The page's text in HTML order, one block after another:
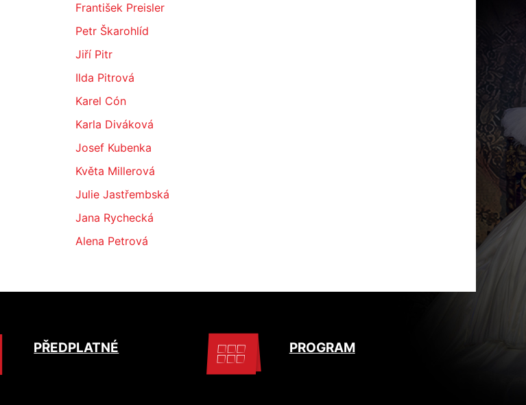
František Preisler
Petr Škarohlíd
Jiří Pitr
Ilda Pitrová
Karel Cón
Karla Diváková
Josef Kubenka
Květa Millerová
Julie Jastřembská
Jana Rychecká
Alena Petrová
PŘEDPLATNÉ PROGRAM